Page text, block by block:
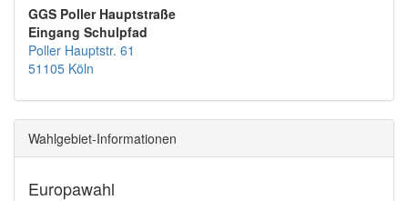
GGS Poller Hauptstraße
Eingang Schulpfad
Poller Hauptstr. 61
51105 Köln
Wahlgebiet-Informationen
Europawahl